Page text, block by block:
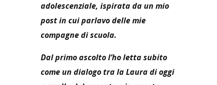
adolescenziale, ispirata da un mio
post in cui parlavo delle mie
compagne di scuola.
Dal primo ascolto l’ho letta subito
come un dialogo tra la Laura di oggi